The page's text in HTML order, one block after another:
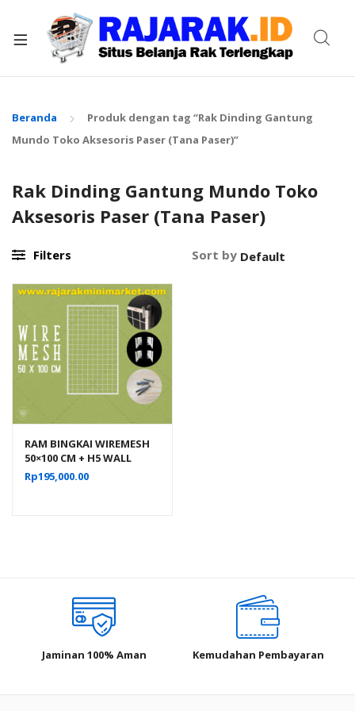
Beranda
Produk dengan tag “Rak Dinding Gantung
Mundo Toko Aksesoris Paser (Tana Paser)”
Rak Dinding Gantung Mundo Toko
Aksesoris Paser (Tana Paser)
Filters Sort by
RAM BINGKAI WIREMESH
50×100 CM + H5 WALL
PUTIH | Rak Dinding
Gantung Mundo Toko
Rp195,000.00
Jaminan 100% Aman Kemudahan Pembayaran